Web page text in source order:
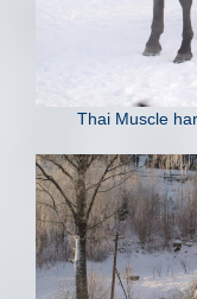
Thai Muscle